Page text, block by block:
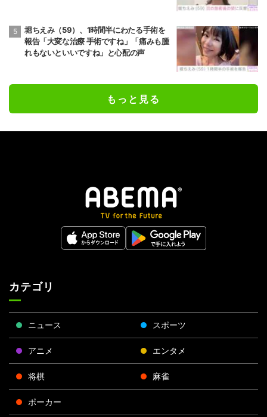
堀ちえみ（59）、1時間半にわたる手術を
報告「大変な治療 手術ですね」「痛みも腫
れもないといいですね」と心配の声
もっと見る
カテゴリ
ニュース スポーツ
アニメ エンタメ
将棋 麻雀
ポーカー